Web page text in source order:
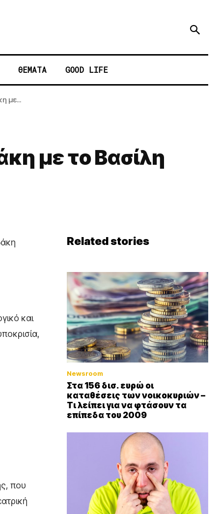
ΘΕΜΑΤΑ GOOD LIFE
με...
με το Βασίλη
και
που
Related stories
Newsroom
Στα 156 δισ. ευρώ οι
καταθέσεις των νοικοκυριών –
Τι λείπει για να φτάσουν τα
επίπεδα του 2009